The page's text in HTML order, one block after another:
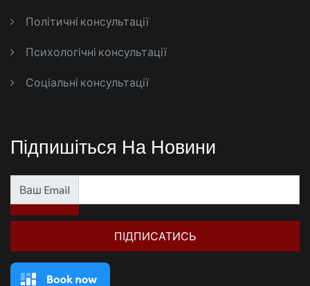
Політичні консультації
Психологічні консультації
Соціальні консультації
Підпишіться На Новини
Ваш Email